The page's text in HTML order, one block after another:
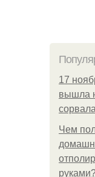
17
вышла
Чем